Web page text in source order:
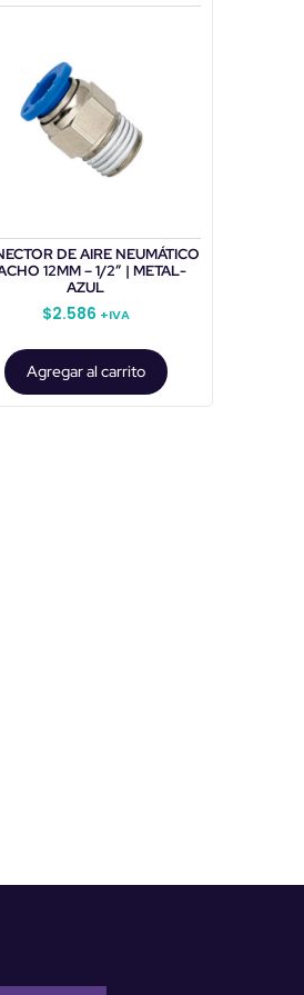
DE AIRE NEUMÁTICO
12MM – 1/2″ | METAL-
AZUL
$2.586 +IVA
Agregar al carrito